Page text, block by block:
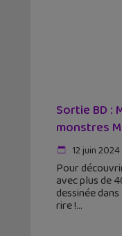
Sortie BD :
monstres
12 juin 2024
Pour
avec plus de
dessinée
rire !